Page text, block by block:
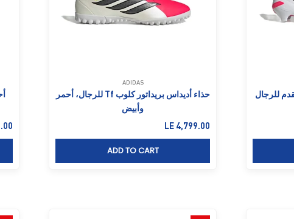
للرجال
ADIDAS
حذاء أديداس بريداتور كلوب Tf للرجال، أحمر
وأبيض
السعر بعد الخصم
LE 4,799.00
ADD TO CART